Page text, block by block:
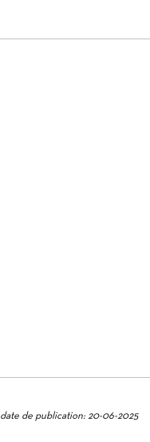
date de publication: 20-06-2025